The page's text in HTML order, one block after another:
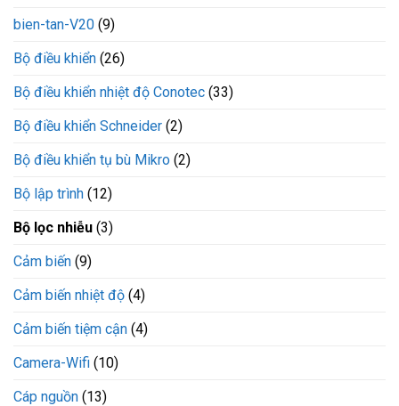
bien-tan-V20 (9)
Bộ điều khiển (26)
Bộ điều khiển nhiệt độ Conotec (33)
Bộ điều khiển Schneider (2)
Bộ điều khiển tụ bù Mikro (2)
Bộ lập trình (12)
Bộ lọc nhiễu (3)
Cảm biến (9)
Cảm biến nhiệt độ (4)
Cảm biến tiệm cận (4)
Camera-Wifi (10)
Cáp nguồn (13)